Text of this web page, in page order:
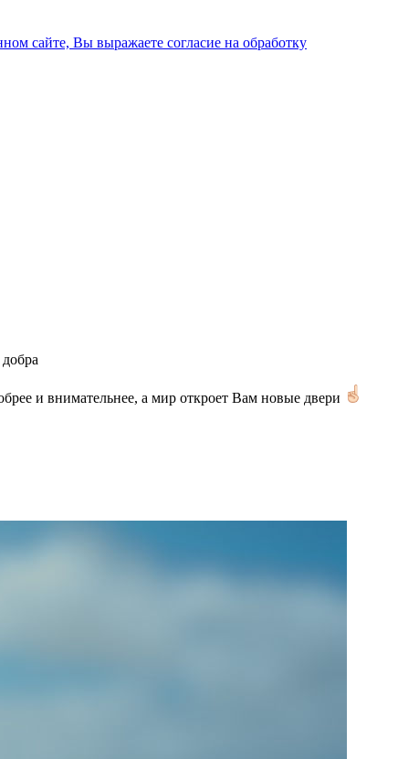
сайте, Вы выражаете согласие на обработку
и внимательнее, а мир откроет Вам новые двери